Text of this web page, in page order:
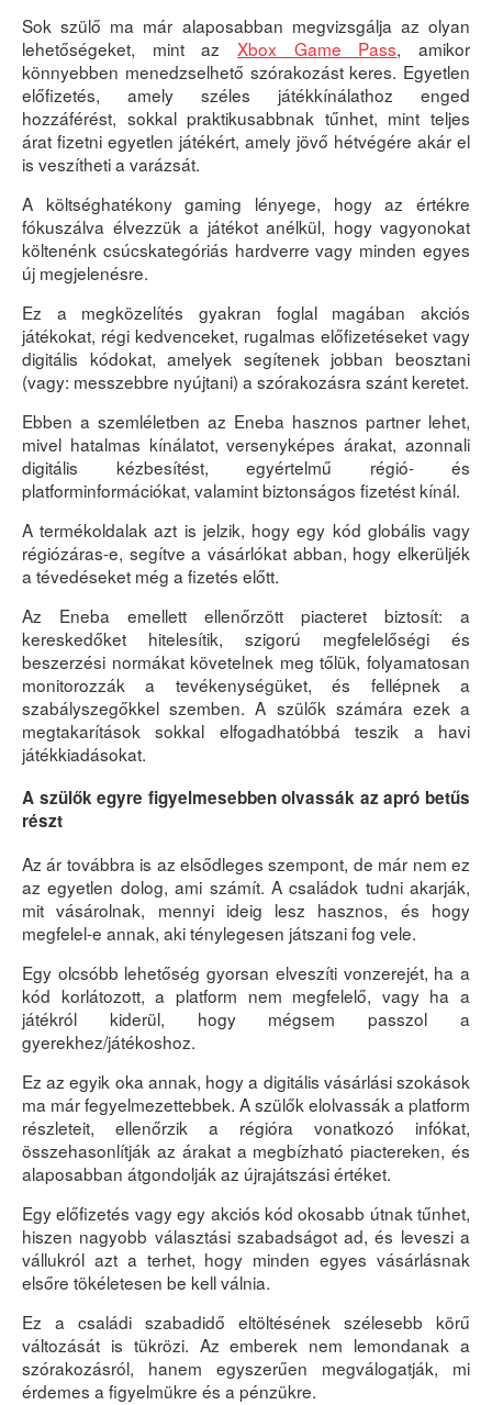
Sok szülő ma már alaposabban megvizsgálja az olyan
lehetőségeket, mint az Xbox Game Pass, amikor
könnyebben menedzselhető szórakozást keres. Egyetlen
előfizetés, amely széles játékkínálathoz enged
hozzáférést, sokkal praktikusabbnak tűnhet, mint teljes
árat fizetni egyetlen játékért, amely jövő hétvégére akár el
is veszítheti a varázsát.
A költséghatékony gaming lényege, hogy az értékre
fókuszálva élvezzük a játékot anélkül, hogy vagyonokat
költenénk csúcskategóriás hardverre vagy minden egyes
új megjelenésre.
Ez a megközelítés gyakran foglal magában akciós
játékokat, régi kedvenceket, rugalmas előfizetéseket vagy
digitális kódokat, amelyek segítenek jobban beosztani
(vagy: messzebbre nyújtani) a szórakozásra szánt keretet.
Ebben a szemléletben az Eneba hasznos partner lehet,
mivel hatalmas kínálatot, versenyképes árakat, azonnali
digitális kézbesítést, egyértelmű régió- és
platforminformációkat, valamint biztonságos fizetést kínál.
A termékoldalak azt is jelzik, hogy egy kód globális vagy
régiózáras-e, segítve a vásárlókat abban, hogy elkerüljék
a tévedéseket még a fizetés előtt.
Az Eneba emellett ellenőrzött piacteret biztosít: a
kereskedőket hitelesítik, szigorú megfelelőségi és
beszerzési normákat követelnek meg tőlük, folyamatosan
monitorozzák a tevékenységüket, és fellépnek a
szabályszegőkkel szemben. A szülők számára ezek a
megtakarítások sokkal elfogadhatóbbá teszik a havi
játékkiadásokat.
A szülők egyre figyelmesebben olvassák az apró betűs
részt
Az ár továbbra is az elsődleges szempont, de már nem ez
az egyetlen dolog, ami számít. A családok tudni akarják,
mit vásárolnak, mennyi ideig lesz hasznos, és hogy
megfelel-e annak, aki ténylegesen játszani fog vele.
Egy olcsóbb lehetőség gyorsan elveszíti vonzerejét, ha a
kód korlátozott, a platform nem megfelelő, vagy ha a
játékról kiderül, hogy mégsem passzol a
gyerekhez/játékoshoz.
Ez az egyik oka annak, hogy a digitális vásárlási szokások
ma már fegyelmezettebbek. A szülők elolvassák a platform
részleteit, ellenőrzik a régióra vonatkozó infókat,
összehasonlítják az árakat a megbízható piactereken, és
alaposabban átgondolják az újrajátszási értéket.
Egy előfizetés vagy egy akciós kód okosabb útnak tűnhet,
hiszen nagyobb választási szabadságot ad, és leveszi a
vállukról azt a terhet, hogy minden egyes vásárlásnak
elsőre tökéletesen be kell válnia.
Ez a családi szabadidő eltöltésének szélesebb körű
változását is tükrözi. Az emberek nem lemondanak a
szórakozásról, hanem egyszerűen megválogatják, mi
érdemes a figyelmükre és a pénzükre.